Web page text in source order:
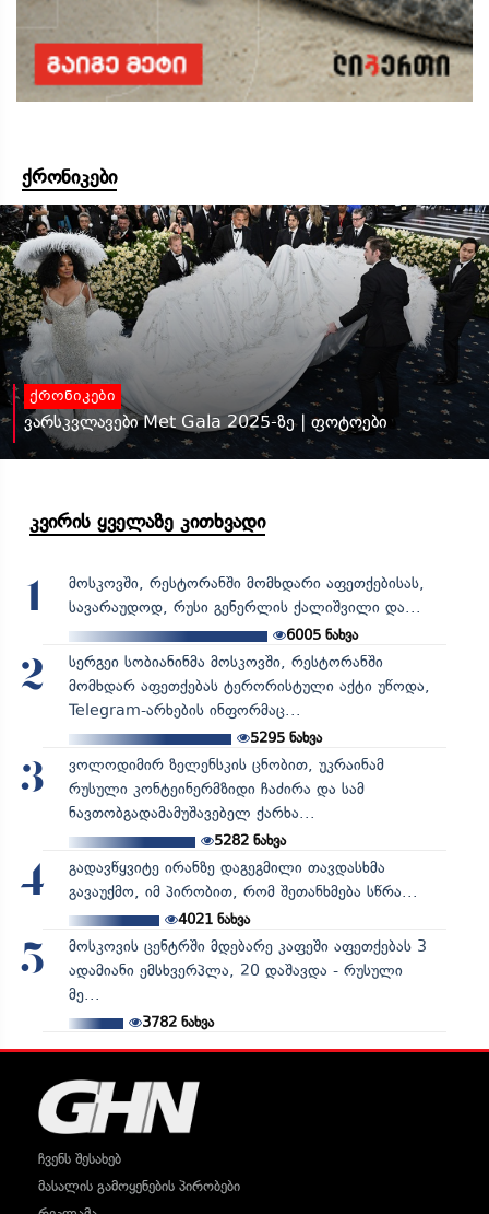
ქრონიკები
ქრონიკები
ვარსკვლავები Met Gala 2025-ზე | ფოტოები
კვირის ყველაზე კითხვადი
1
მოსკოვში, რესტორანში მომხდარი აფეთქებისას,
სავარაუდოდ, რუსი გენერლის ქალიშვილი და...
6005 ნახვა
2
სერგეი სობიანინმა მოსკოვში, რესტორანში
მომხდარ აფეთქებას ტერორისტული აქტი უწოდა,
Telegram-არხების ინფორმაც...
5295ნახვა
3
ვოლოდიმირ ზელენსკის ცნობით, უკრაინამ
რუსული კონტეინერმზიდი ჩაძირა და სამ
ნავთობგადამამუშავებელ ქარხა...
5282ნახვა
4
გადავწყვიტე ირანზე დაგეგმილი თავდასხმა
გავაუქმო, იმ პირობით, რომ შეთანხმება სწრა...
4021ნახვა
5
მოსკოვის ცენტრში მდებარე კაფეში აფეთქებას 3
ადამიანი ემსხვერპლა, 20 დაშავდა - რუსული
მე...
3782ნახვა
ჩვენს შესახებ
მასალის გამოყენების პირობები